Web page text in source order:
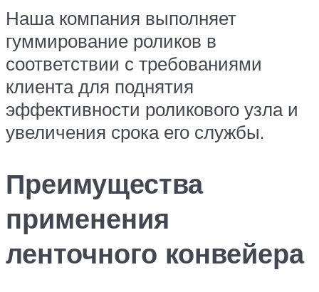
Наша компания выполняет
гуммирование роликов в
соответствии с требованиями
клиента для поднятия
эффективности роликового узла и
увеличения срока его службы.
Преимущества
применения
ленточного конвейера